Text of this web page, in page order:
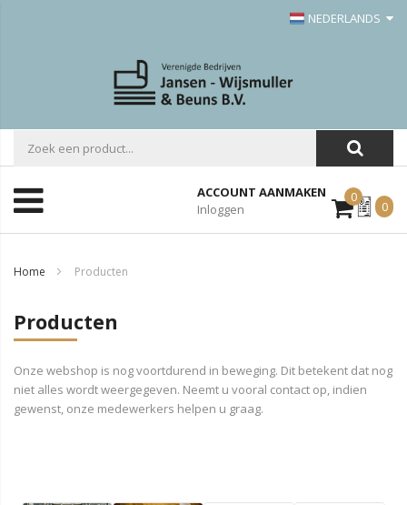
NEDERLANDS
ACCOUNT AANMAKEN
Inloggen
0Mijn
Offerte
0
Home Producten
Producten
Onze webshop is nog voortdurend in beweging. Dit betekent dat nog
niet alles wordt weergegeven. Neemt u vooral contact op, indien
gewenst, onze medewerkers helpen u graag.